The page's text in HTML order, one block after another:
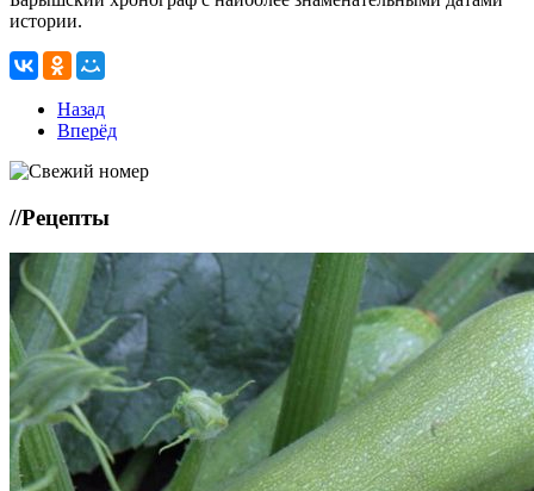
истории.
Назад
Вперёд
//Рецепты